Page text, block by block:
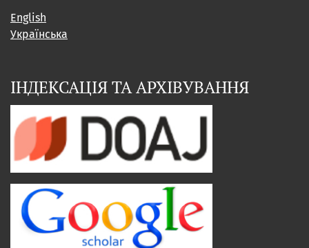
English
Українська
ІНДЕКСАЦІЯ ТА АРХІВУВАННЯ